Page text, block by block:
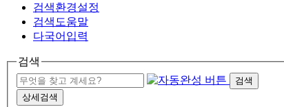
검색환경설정
검색도움말
다국어입력
검색
검색
상세검색